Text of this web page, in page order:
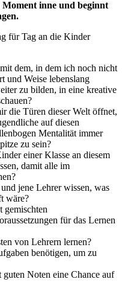
Moment inne und beginnt
für Tag an die Kinder
dem, in dem ich noch nicht
und Weise lebenslang
zu bilden, in eine kreative
die Türen dieser Welt öffnet,
auf diesen
Mentalität immer
zu sein?
einer Klasse an diesem
damit alle im
jene Lehrer wissen, was
wäre?
gemischten
für das Lernen
von Lehrern lernen?
benötigen, um zu
Noten eine Chance auf